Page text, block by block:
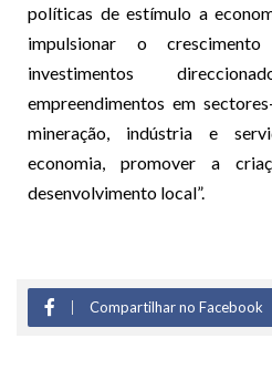
políticas de estímulo a
impulsionar o
investimentos
empreendimentos em
mineração, indústria e
economia, promover a
desenvolvimento local”.
Compartilhar no Facebook